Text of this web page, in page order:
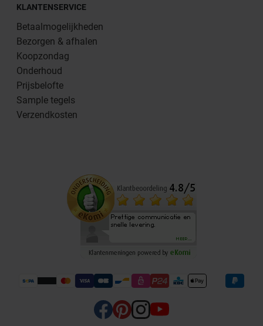
KLANTENSERVICE
Betaalmogelijkheden
Bezorgen & afhalen
Koopzondag
Onderhoud
Prijsbelofte
Sample tegels
Verzendkosten